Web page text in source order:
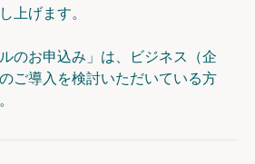
上げます。
のお申込み」は、ビジネス（企
ご導入を検討いただいている方